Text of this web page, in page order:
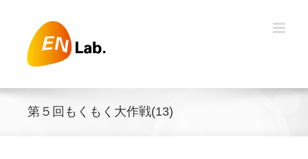
content
第５回もくもく大作戦(13)